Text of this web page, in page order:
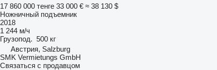
17 860 000 тенге 33 000 € ≈ 38 130 $
Ножничный подъемник
2018
1 244 м/ч
Грузопод. 500 кг
Австрия, Salzburg
SMK Vermietungs GmbH
Связаться с продавцом